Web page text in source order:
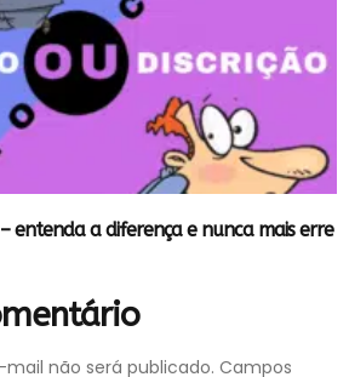
– entenda a diferença e nunca mais erre
não será publicado. Campos